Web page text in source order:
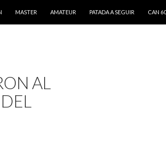
MASTER AMATEUR PATADA A SEGUIR CAN 60
AL